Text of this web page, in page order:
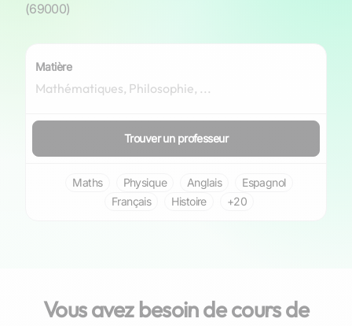
(69000)
Matière
Trouver un professeur
Maths Physique Anglais
Espagnol
Français
Histoire +20
Vous avez besoin de cours de